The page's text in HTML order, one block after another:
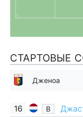
СТАРТОВЫЕ
Дженоа
16 В